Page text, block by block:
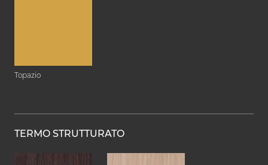
Topazio
TERMO STRUTTURATO